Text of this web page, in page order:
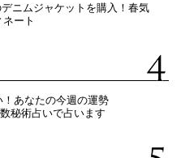
ニムジャケットを購入！春気
ート
あなたの今週の運勢
秘術占いで占います